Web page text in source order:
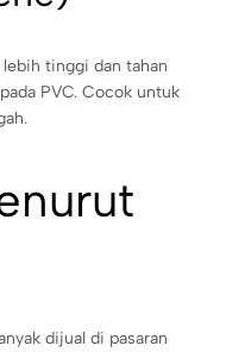
tinggi dan tahan
PVC. Cocok untuk
dijual di pasaran